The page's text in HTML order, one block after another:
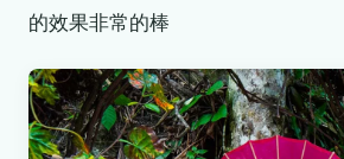
的效果非常的棒